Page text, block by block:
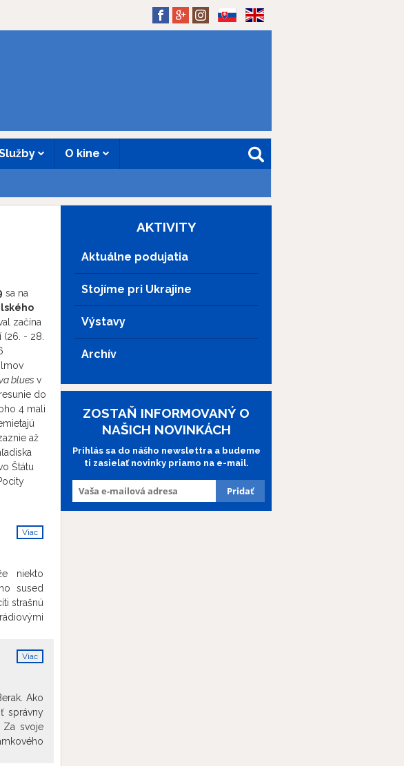
O kine
sa na
začína
- 28.
blues v
do
4 mali
až
Štátu
Viac
niekto
sused
strašnú
Viac
Ako
správny
svoje
AKTIVITY
Aktuálne podujatia
Stojíme pri Ukrajine
Výstavy
Archív
ZOSTAŇ INFORMOVANÝ O
NAŠICH NOVINKÁCH
Prihlás sa do nášho newslettra a budeme
ti zasielať novinky priamo na e-mail.